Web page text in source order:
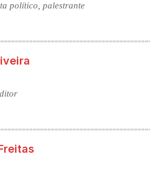
político, palestrante